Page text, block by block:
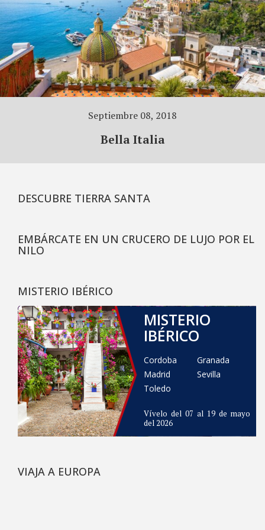
Septiembre 08, 2018
Bella Italia
DESCUBRE TIERRA SANTA
EMBÁRCATE EN UN CRUCERO DE LUJO POR EL
NILO
MISTERIO IBÉRICO
MISTERIO
IBÉRICO
Cordoba
Granada
Madrid
Sevilla
Toledo
Vívelo del 07 al 19 de mayo
del 2026
VIAJA A EUROPA